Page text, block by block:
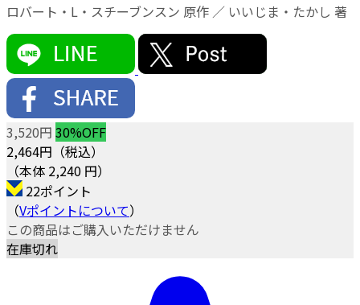
ロバート・L・スチーブンスン 原作 ／ いいじま・たかし 著
3,520円 30%OFF
2,464円（税込）
（本体 2,240 円）
22ポイント
（Vポイントについて）
この商品はご購入いただけません
在庫切れ